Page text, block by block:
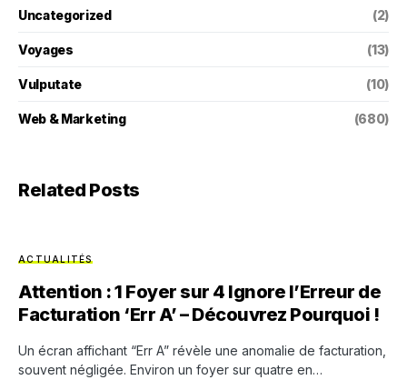
Uncategorized (2)
Voyages (13)
Vulputate (10)
Web & Marketing (680)
Related Posts
ACTUALITÉS
Attention : 1 Foyer sur 4 Ignore l’Erreur de
Facturation ‘Err A’ – Découvrez Pourquoi !
Un écran affichant “Err A” révèle une anomalie de facturation,
souvent négligée. Environ un foyer sur quatre en…